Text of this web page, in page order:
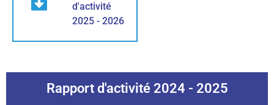
d'activité
2025 - 2026
Rapport d'activité 2024 - 2025